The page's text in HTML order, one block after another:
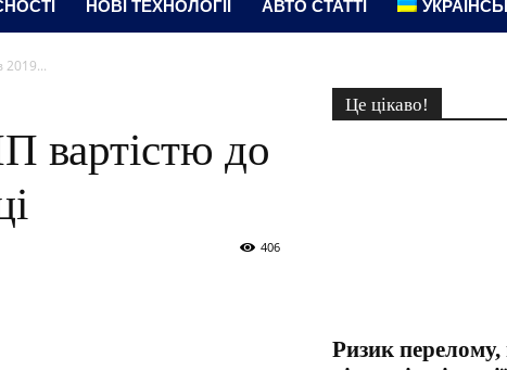
НОВІ ТЕХНОЛОГІЇ АВТО СТАТТІ
2019...
вартістю до
406
Це цікаво!
Ризик